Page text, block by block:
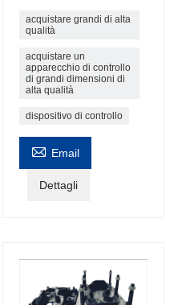
acquistare grandi di alta
qualità
acquistare un
apparecchio di controllo
di grandi dimensioni di
alta qualità
dispositivo di controllo
 Email
Dettagli